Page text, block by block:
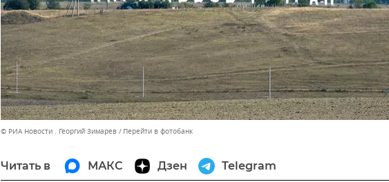
© РИА Новости . Георгий Зимарев Перейти в фотобанк
Читать в МАКС Дзен Telegram